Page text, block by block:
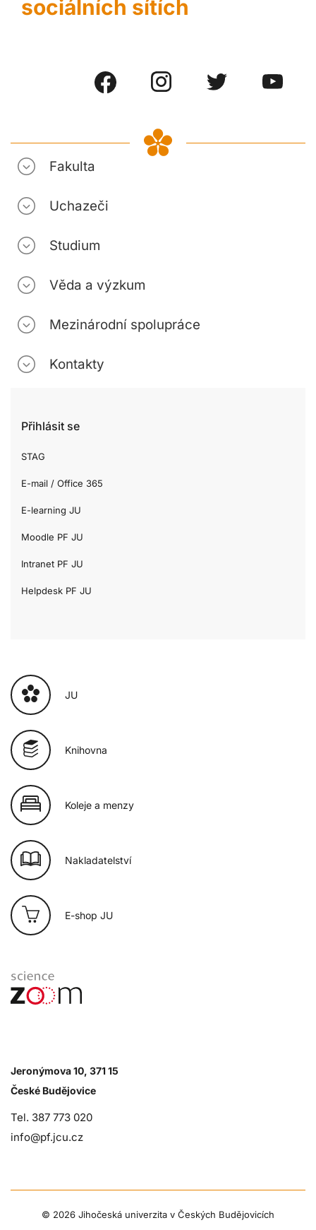
sociálních sítích
Fakulta
Uchazeči
Studium
Věda a výzkum
Mezinárodní spolupráce
Kontakty
Přihlásit se
STAG
E-mail / Office 365
E-learning JU
Moodle PF JU
Intranet PF JU
Helpdesk PF JU
JU
Knihovna
Koleje a menzy
Nakladatelství
E-shop JU
Jeronýmova 10, 371 15
České Budějovice
Tel. 387 773 020
info@pf.jcu.cz
© 2026 Jihočeská univerzita v Českých Budějovicích